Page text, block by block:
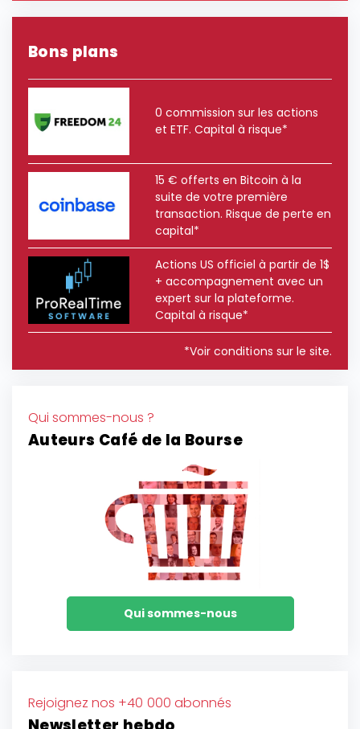
Bons plans
0 commission sur les actions
et ETF. Capital à risque*
15 € offerts en Bitcoin à la
suite de votre première
transaction. Risque de perte en
capital*
Actions US officiel à partir de 1$
+ accompagnement avec un
expert sur la plateforme.
Capital à risque*
*Voir conditions sur le site.
Qui sommes-nous ?
Auteurs Café de la Bourse
Qui sommes-nous
Rejoignez nos +40 000 abonnés